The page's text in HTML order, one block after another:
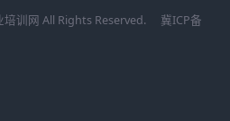
训网 All Rights Reserved.
冀ICP备